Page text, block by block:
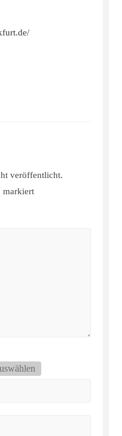
veröffentlicht.
markiert